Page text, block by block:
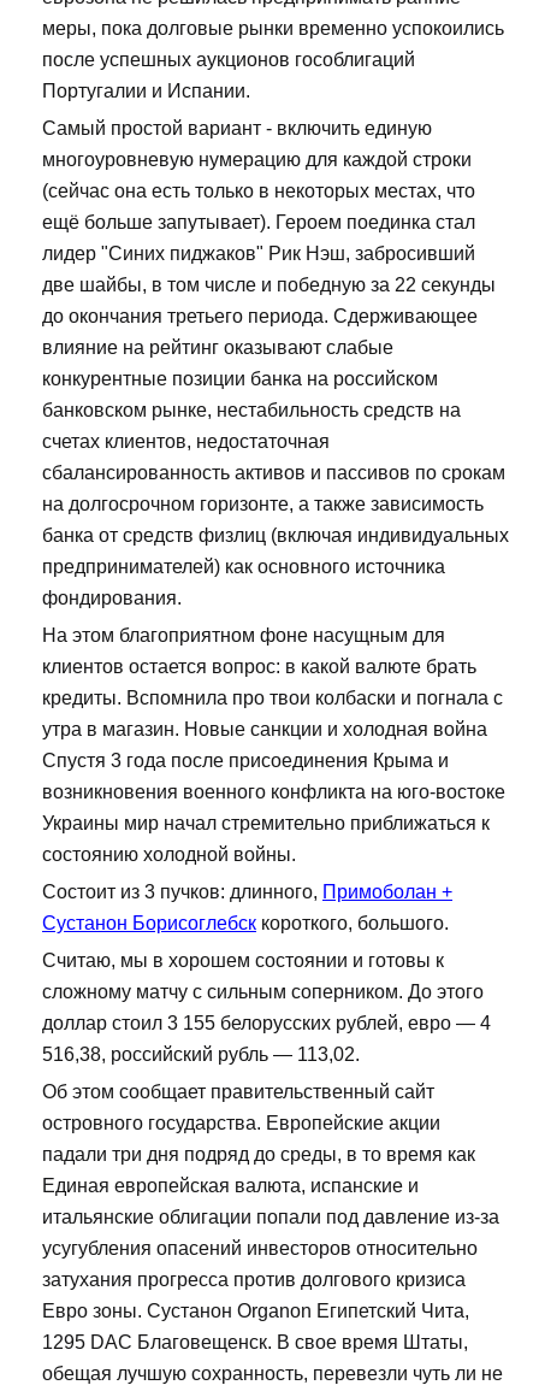
меры, пока долговые рынки временно успокоились
после успешных аукционов гособлигаций
Португалии и Испании.
Самый простой вариант - включить единую
многоуровневую нумерацию для каждой строки
(сейчас она есть только в некоторых местах, что
ещё больше запутывает). Героем поединка стал
лидер "Синих пиджаков" Рик Нэш, забросивший
две шайбы, в том числе и победную за 22 секунды
до окончания третьего периода. Сдерживающее
влияние на рейтинг оказывают слабые
конкурентные позиции банка на российском
банковском рынке, нестабильность средств на
счетах клиентов, недостаточная
сбалансированность активов и пассивов по срокам
на долгосрочном горизонте, а также зависимость
банка от средств физлиц (включая индивидуальных
предпринимателей) как основного источника
фондирования.
На этом благоприятном фоне насущным для
клиентов остается вопрос: в какой валюте брать
кредиты. Вспомнила про твои колбаски и погнала с
утра в магазин. Новые санкции и холодная война
Спустя 3 года после присоединения Крыма и
возникновения военного конфликта на юго-востоке
Украины мир начал стремительно приближаться к
состоянию холодной войны.
Состоит из 3 пучков: длинного, Примоболан +
Сустанон Борисоглебск короткого, большого.
Считаю, мы в хорошем состоянии и готовы к
сложному матчу с сильным соперником. До этого
доллар стоил 3 155 белорусских рублей, евро — 4
516,38, российский рубль — 113,02.
Об этом сообщает правительственный сайт
островного государства. Европейские акции
падали три дня подряд до среды, в то время как
Единая европейская валюта, испанские и
итальянские облигации попали под давление из-за
усугубления опасений инвесторов относительно
затухания прогресса против долгового кризиса
Евро зоны. Сустанон Organon Египетский Чита,
1295 DAC Благовещенск. В свое время Штаты,
обещая лучшую сохранность, перевезли чуть ли не